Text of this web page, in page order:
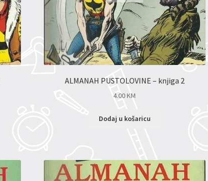
ALMANAH PUSTOLOVINE – knjiga 2
4.00KM
Dodaj u košaricu